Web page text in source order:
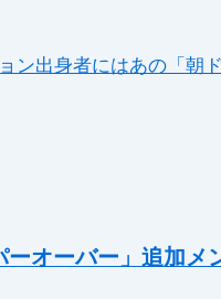
ン出身者にはあの「朝
オーバー」追加メ